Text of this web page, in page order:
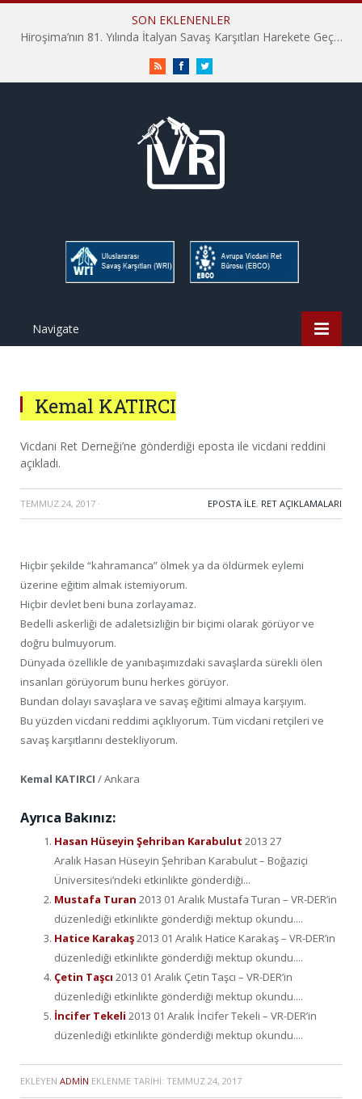
SON EKLENENLER
Hiroşima’nın 81. Yılında İtalyan Savaş Karşıtları Harekete Geçti: “Hatırlamak yeterli değil”
RSS FacebookTwitter
Navigate
Kemal KATIRCI
Vicdani Ret Derneği’ne gönderdiği eposta ile vicdani reddini
açıkladı.
TEMMUZ 24, 2017 · EPOSTA ILE, RET AÇIKLAMALARI
Hiçbir şekilde “kahramanca” ölmek ya da öldürmek eylemi
üzerine eğitim almak istemiyorum.
Hiçbir devlet beni buna zorlayamaz.
Bedelli askerliği de adaletsizliğin bir biçimi olarak görüyor ve
doğru bulmuyorum.
Dünyada özellikle de yanıbaşımızdaki savaşlarda sürekli ölen
insanları görüyorum bunu herkes görüyor.
Bundan dolayı savaşlara ve savaş eğitimi almaya karşıyım.
Bu yüzden vicdani reddimi açıklıyorum. Tüm vicdani retçileri ve
savaş karşıtlarını destekliyorum.
Kemal KATIRCI / Ankara
Ayrıca Bakınız:
Hasan Hüseyin Şehriban Karabulut 2013 27
Aralık Hasan Hüseyin Şehriban Karabulut – Boğaziçi
Üniversitesi’ndeki etkinlikte gönderdiği...
Mustafa Turan 2013 01 Aralık Mustafa Turan – VR-DER’in
düzenlediği etkinlikte gönderdiği mektup okundu....
Hatice Karakaş2013 01 Aralık Hatice Karakaş – VR-DER’in
düzenlediği etkinlikte gönderdiği mektup okundu....
Çetin Taşcı 2013 01 Aralık Çetin Taşcı – VR-DER’in
düzenlediği etkinlikte gönderdiği mektup okundu....
İncifer Tekeli 2013 01 Aralık İncifer Tekeli – VR-DER’in
düzenlediği etkinlikte gönderdiği mektup okundu....
EKLEYEN ADMIN EKLENME TARIHI: TEMMUZ 24, 2017